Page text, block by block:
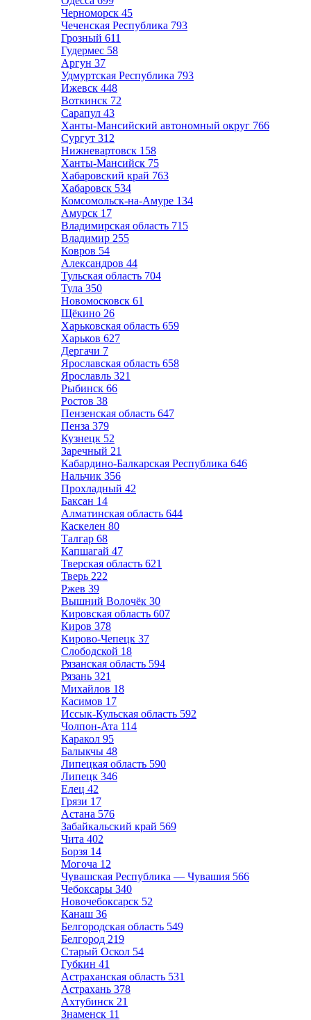
Черноморск 45
Чеченская Республика 793
Грозный 611
Гудермес 58
Аргун 37
Удмуртская Республика 793
Ижевск 448
Воткинск 72
Сарапул 43
Ханты-Мансийский автономный округ 766
Сургут 312
Нижневартовск 158
Ханты-Мансийск 75
Хабаровский край 763
Хабаровск 534
Комсомольск-на-Амуре 134
Амурск 17
Владимирская область 715
Владимир 255
Ковров 54
Александров 44
Тульская область 704
Тула 350
Новомосковск 61
Щёкино 26
Харьковская область 659
Харьков 627
Дергачи 7
Ярославская область 658
Ярославль 321
Рыбинск 66
Ростов 38
Пензенская область 647
Пенза 379
Кузнецк 52
Заречный 21
Кабардино-Балкарская Республика 646
Нальчик 356
Прохладный 42
Баксан 14
Алматинская область 644
Каскелен 80
Талгар 68
Капшагай 47
Тверская область 621
Тверь 222
Ржев 39
Вышний Волочёк 30
Кировская область 607
Киров 378
Кирово-Чепецк 37
Слободской 18
Рязанская область 594
Рязань 321
Михайлов 18
Касимов 17
Иссык-Кульская область 592
Чолпон-Ата 114
Каракол 95
Балыкчы 48
Липецкая область 590
Липецк 346
Елец 42
Грязи 17
Астана 576
Забайкальский край 569
Чита 402
Борзя 14
Могоча 12
Чувашская Республика — Чувашия 566
Чебоксары 340
Новочебоксарск 52
Канаш 36
Белгородская область 549
Белгород 219
Старый Оскол 54
Губкин 41
Астраханская область 531
Астрахань 378
Ахтубинск 21
Знаменск 11